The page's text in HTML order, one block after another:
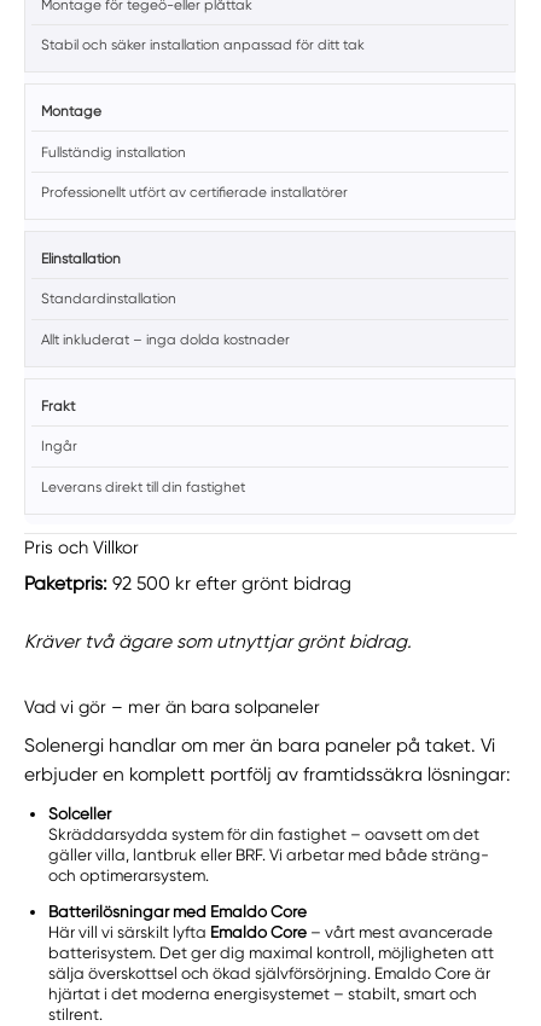
Montage för tegeö-eller plåttak
Stabil och säker installation anpassad för ditt tak
Montage
Fullständig installation
Professionellt utfört av certifierade installatörer
Elinstallation
Standardinstallation
Allt inkluderat – inga dolda kostnader
Frakt
Ingår
Leverans direkt till din fastighet
Pris och Villkor
Paketpris: 92 500 kr efter grönt bidrag
Kräver två ägare som utnyttjar grönt bidrag.
Vad vi gör – mer än bara solpaneler
Solenergi handlar om mer än bara paneler på taket. Vi
erbjuder en komplett portfölj av framtidssäkra lösningar:
Solceller
Skräddarsydda system för din fastighet – oavsett om det
gäller villa, lantbruk eller BRF. Vi arbetar med både sträng-
och optimerarsystem.
Batterilösningar med Emaldo Core
Här vill vi särskilt lyfta Emaldo Core – vårt mest avancerade
batterisystem. Det ger dig maximal kontroll, möjligheten att
sälja överskottsel och ökad självförsörjning. Emaldo Core är
hjärtat i det moderna energisystemet – stabilt, smart och
stilrent.